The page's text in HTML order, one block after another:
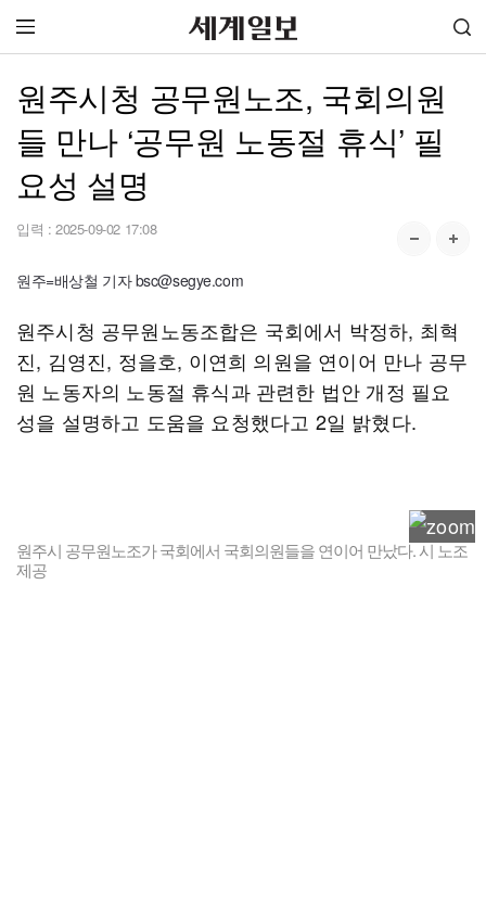
원주시청 공무원노조, 국회의원
들 만나 ‘공무원 노동절 휴식’ 필
요성 설명
입력 : 2025-09-02 17:08
원주=배상철 기자 bsc@segye.com
원주시청 공무원노동조합은 국회에서 박정하, 최혁
진, 김영진, 정을호, 이연희 의원을 연이어 만나 공무
원 노동자의 노동절 휴식과 관련한 법안 개정 필요
성을 설명하고 도움을 요청했다고 2일 밝혔다.
원주시 공무원노조가 국회에서 국회의원들을 연이어 만났다. 시 노조
제공